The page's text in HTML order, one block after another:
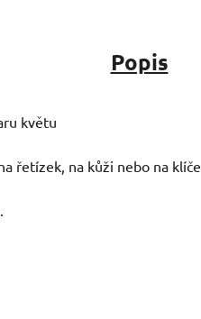
Popis
květu
řetízek, na kůži nebo na klíče.